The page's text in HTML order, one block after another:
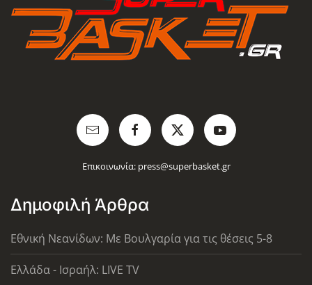
Επικοινωνία: press@superbasket.gr
Δημοφιλή Άρθρα
Εθνική Νεανίδων: Με Βουλγαρία για τις θέσεις 5-8
Ελλάδα - Ισραήλ: LIVE TV